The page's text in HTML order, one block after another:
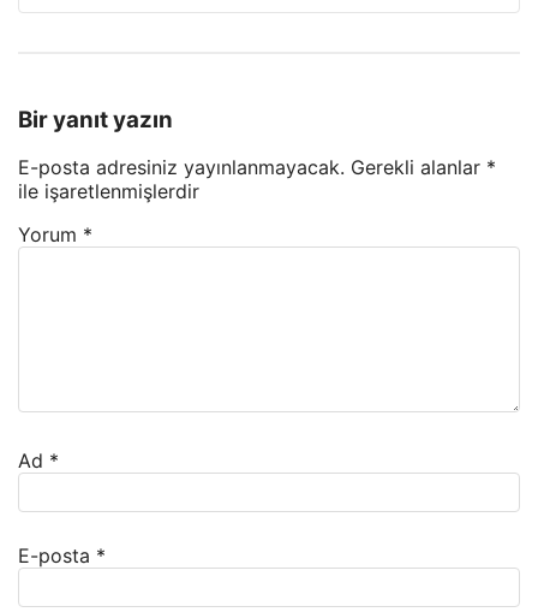
Bir yanıt yazın
E-posta adresiniz yayınlanmayacak. Gerekli alanlar *
ile işaretlenmişlerdir
Yorum *
Ad *
E-posta *